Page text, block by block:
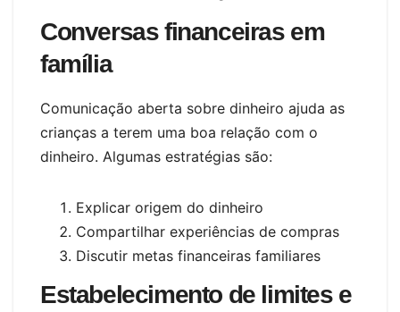
Conversas financeiras em
família
Comunicação aberta sobre dinheiro ajuda as
crianças a terem uma boa relação com o
dinheiro. Algumas estratégias são:
Explicar origem do dinheiro
Compartilhar experiências de compras
Discutir metas financeiras familiares
Estabelecimento de limites e